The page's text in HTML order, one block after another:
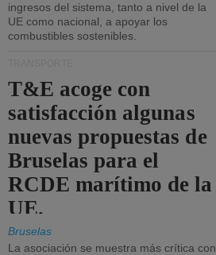
ingresos del sistema, tanto a nivel de la
UE como nacional, a apoyar los
combustibles sostenibles.
T&E acoge con
satisfacción algunas
nuevas propuestas de
Bruselas para el
RCDE marítimo de la
UE.
Bruselas
La asociación se muestra más crítica con